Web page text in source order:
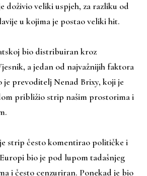
doživio veliki uspjeh, za razliku od
u kojima je postao veliki hit.
bio distribuiran kroz
a jedan od najvažnijih faktora
je prevoditelj Nenad Brixy, koji je
približio strip našim prostorima i
strip često komentirao političke i
bio je pod lupom tadašnjeg
i često cenzuriran. Ponekad je bio